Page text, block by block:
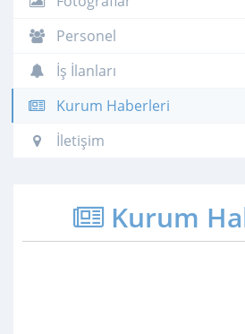
Personel
İş İlanları
Kurum Haberleri
İletişim
Kurum